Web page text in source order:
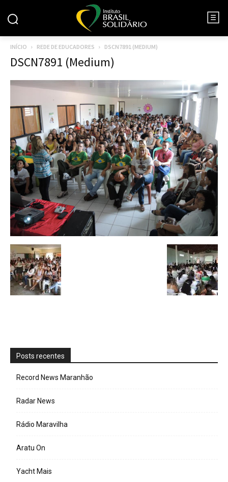
INÍCIO REDE DE EDUCADORES DSCN7891 (MEDIUM)
DSCN7891 (Medium)
Posts recentes
Record News Maranhão
Radar News
Rádio Maravilha
Aratu On
Yacht Mais